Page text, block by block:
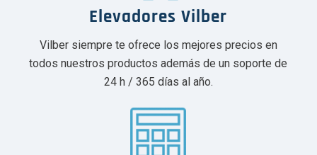
Elevadores Vilber
Vilber siempre te ofrece los mejores precios en
todos nuestros productos además de un soporte de
24 h / 365 días al año.